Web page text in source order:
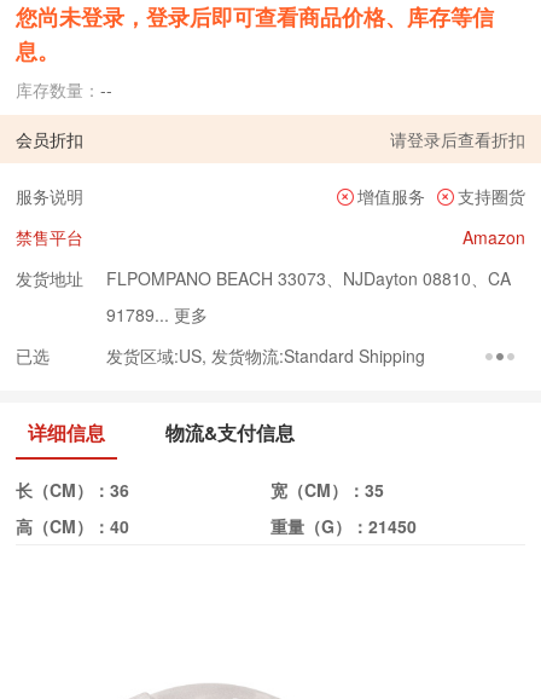
您尚未登录，登录后即可查看商品价格、库存等信
息。
库存数量：--
会员折扣 请登录后查看折扣
服务说明 增值服务
支持圈货
禁售平台
Amazon
发货地址
FLPOMPANO BEACH 33073、NJDayton 08810、CA
91789... 更多
已选
发货区域:US, 发货物流:Standard Shipping
详细信息 物流&支付信息
长（CM）：36 宽（CM）： 35
高（CM）：40 重量（G）： 21450